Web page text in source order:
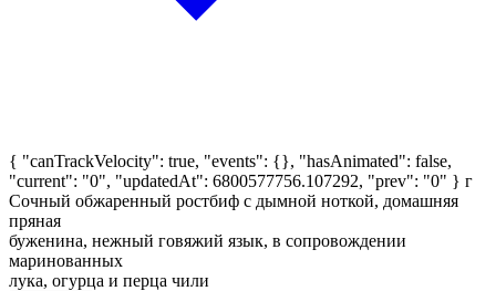
{ "canTrackVelocity": true, "events": {}, "hasAnimated": false,
"current": "0", "updatedAt": 6800577756.107292, "prev": "0" } г
Сочный обжаренный ростбиф с дымной ноткой, домашняя
пряная
буженина, нежный говяжий язык, в сопровождении
маринованных
лука, огурца и перца чили